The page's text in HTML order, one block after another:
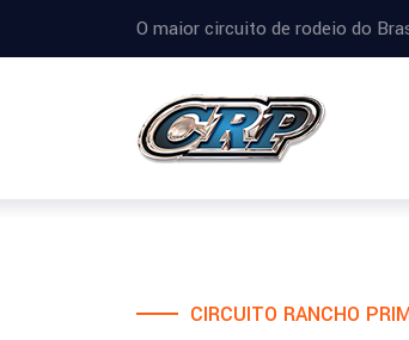
O maior circuito de rodeio do
CIRCUITO RANCHO